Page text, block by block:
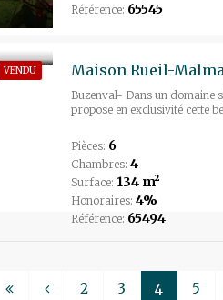
Référence: 65545
VENDU Maison Rueil-
Buzenval- Dans un domaine
propose en exclusivité cette
Pièces: 6
Chambres: 4
Surface: 134 m²
Honoraires: 4%
Référence: 65494
2 3 4 5